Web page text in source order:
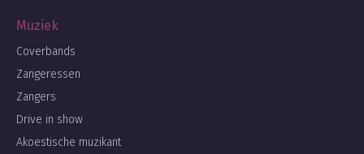
Muziek
Coverbands
Zangeressen
Zangers
Drive in show
Akoestische muzikant